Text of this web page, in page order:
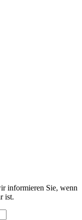
informieren Sie, wenn
ist.